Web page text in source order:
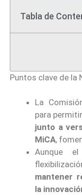
Tabla de
Puntos clave de la
La
para
junto a
MiCA,
Aunque
mantener
la